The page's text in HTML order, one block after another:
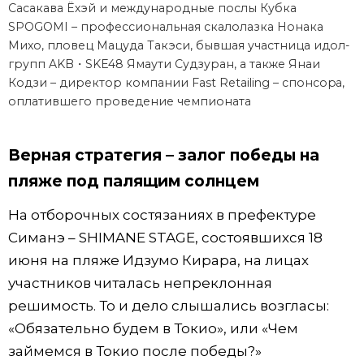
Сасакава Ёхэй и международные послы Кубка
SPOGOMI – профессиональная скалолазка Нонака
Михо, пловец Мацуда Такэси, бывшая участница идол-
групп AKB・SKE48 Ямаути Судзуран, а также Янаи
Кодзи – директор компании Fast Retailing – спонсора,
оплатившего проведение чемпионата
Верная стратегия – залог победы на
пляже под палящим солнцем
На отборочных состязаниях в префектуре
Симанэ – SHIMANE STAGE, состоявшихся 18
июня на пляже Идзумо Кирара, на лицах
участников читалась непреклонная
решимость. То и дело слышались возгласы:
«Обязательно будем в Токио», или «Чем
займемся в Токио после победы?»